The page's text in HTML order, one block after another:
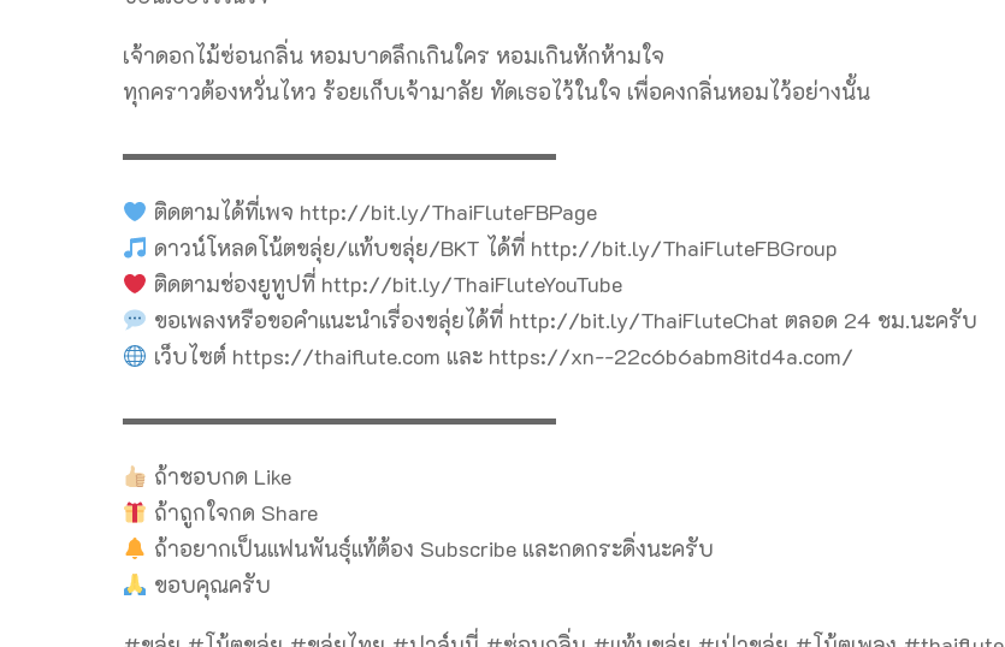
เจ้าดอกไม้ซ่อนกลิ่น หอมบาดลึกเกินใคร หอมเกินหักห้ามใจ
ทุกคราวต้องหวั่นไหว ร้อยเก็บเจ้ามาลัย ทัดเธอไว้ในใจ เพื่อคงกลิ่นหอมไว้อย่างนั้น
▬▬▬▬▬▬▬▬▬▬▬▬▬▬▬▬▬▬▬▬
ติดตามได้ที่เพจ http://bit.ly/ThaiFluteFBPage
ดาวน์โหลดโน้ตขลุ่ย/แท้บขลุ่ย/BKT ได้ที่ http://bit.ly/ThaiFluteFBGroup
ติดตามช่องยูทูปที่ http://bit.ly/ThaiFluteYouTube
ขอเพลงหรือขอคำแนะนำเรื่องขลุ่ยได้ที่ http://bit.ly/ThaiFluteChat ตลอด 24 ชม.นะครับ
เว็บไซต์ https://thaiflute.com และ https://xn--22c6b6abm8itd4a.com/
▬▬▬▬▬▬▬▬▬▬▬▬▬▬▬▬▬▬▬▬
ถ้าชอบกด Like
ถ้าถูกใจกด Share
ถ้าอยากเป็นแฟนพันธุ์แท้ต้อง Subscribe และกดกระดิ่งนะครับ
ขอบคุณครับ